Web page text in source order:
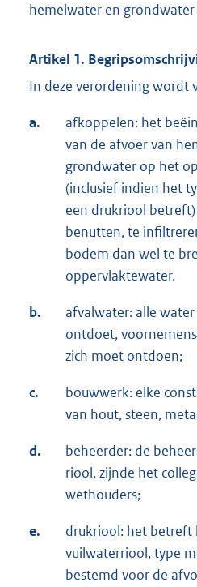
hemelwater en grondwater
Artikel 1.
In deze verordening wordt
a.
afkoppelen: het
van de afvoer van
grondwater op het
(inclusief indien het
een drukriool
benutten, te
bodem dan wel te
oppervlaktewater.
b.
afvalwater: alle
ontdoet,
zich moet ontdoen;
c.
bouwwerk: elke
van hout, steen,
d.
beheerder: de
riool, zijnde het
wethouders;
e.
drukriool: het betreft
vuilwaterriool, type
bestemd voor de